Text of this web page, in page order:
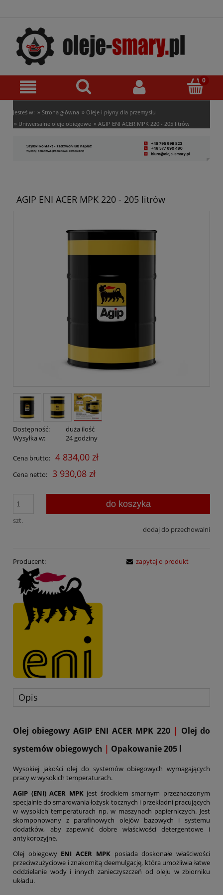
Jesteś w: » Strona główna » Oleje i płyny dla przemysłu
» Uniwersalne oleje obiegowe » AGIP ENI ACER MPK 220 - 205 litrów
AGIP ENI ACER MPK 220 - 205 litrów
Dostępność:
duża ilość
Wysyłka w:
24 godziny
Cena brutto: 4 834,00 zł
Cena netto: 3 930,08 zł
szt.
do koszyka
dodaj do przechowalni
Producent: zapytaj o produkt
Opis
Olej obiegowy AGIP ENI ACER MPK 220 | Olej do
systemów obiegowych | Opakowanie 205 l
Wysokiej jakości olej do systemów obiegowych wymagających
pracy w wysokich temperaturach.
AGIP (ENI) ACER MPKjest środkiem smarnym przeznaczonym
specjalnie do smarowania łożysk tocznych i przekładni pracujących
w wysokich temperaturach np. w maszynach papierniczych. Jest
skomponowany z parafinowych olejów bazowych i systemu
dodatków, aby zapewnić dobre właściwości detergentowe i
antykorozyjne.
Olej obiegowy ENI ACER MPKposiada doskonałe właściwości
przeciwzużyciowe i znakomitą deemulgację, która umożliwia łatwe
oddzielanie wody i innych zanieczyszczeń od oleju w zbiorniku
układu.